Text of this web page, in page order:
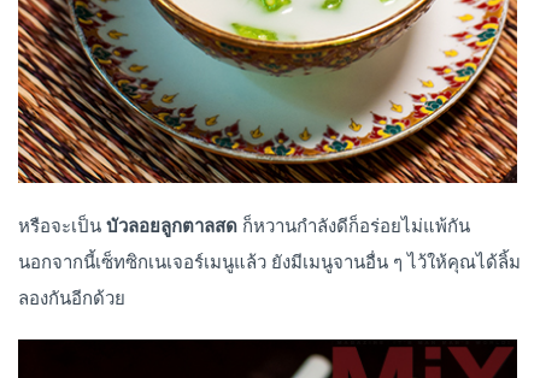
หรือจะเป็น บัวลอยลูกตาลสด ก็หวานกำลังดีก็อร่อยไม่แพ้กัน
นอกจากนี้เซ็ทซิกเนเจอร์เมนูแล้ว ยังมีเมนูจานอื่น ๆ ไว้ให้คุณได้ลิ้ม
ลองกันอีกด้วย